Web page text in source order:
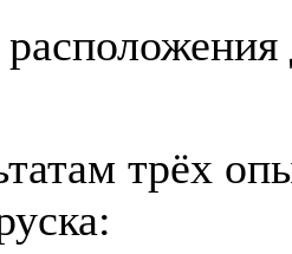
трёх